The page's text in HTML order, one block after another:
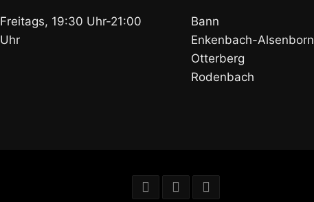
Freitags, 19:30 Uhr-21:00
Uhr
Bann
Enkenbach-Alsenborn
Otterberg
Rodenbach